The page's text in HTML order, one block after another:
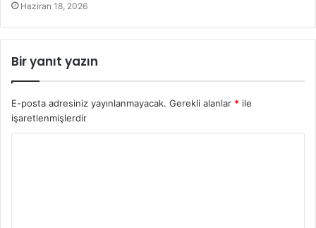
Haziran 18, 2026
Bir yanıt yazın
E-posta adresiniz yayınlanmayacak. Gerekli alanlar * ile
işaretlenmişlerdir